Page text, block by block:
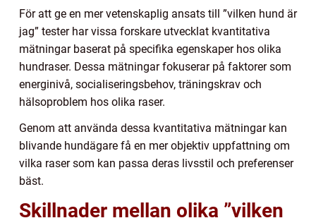
För att ge en mer vetenskaplig ansats till ”vilken hund är
jag” tester har vissa forskare utvecklat kvantitativa
mätningar baserat på specifika egenskaper hos olika
hundraser. Dessa mätningar fokuserar på faktorer som
energinivå, socialiseringsbehov, träningskrav och
hälsoproblem hos olika raser.
Genom att använda dessa kvantitativa mätningar kan
blivande hundägare få en mer objektiv uppfattning om
vilka raser som kan passa deras livsstil och preferenser
bäst.
Skillnader mellan olika ”vilken